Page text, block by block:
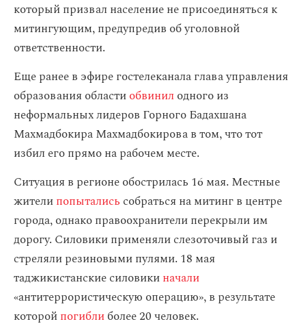
который призвал население не присоединяться к
митингующим, предупредив об уголовной
ответственности.
Еще ранее в эфире гостелеканала глава управления
образования областиобвинил одного из
неформальных лидеров Горного Бадахшана
Махмадбокира Махмадбокирова в том, что тот
избил его прямо на рабочем месте.
Ситуация в регионе обострилась 16 мая. Местные
жителипопыталисьсобраться на митинг в центре
города, однако правоохранители перекрыли им
дорогу. Силовики применяли слезоточивый газ и
стреляли резиновыми пулями. 18 мая
таджикистанские силовикиначали
«антитеррористическую операцию», в результате
которойпогиблиболее 20 человек.